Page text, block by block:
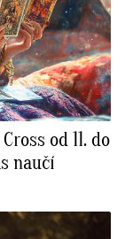
od 11. do
naučí